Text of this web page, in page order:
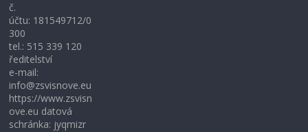
č.
účtu: 181549712/0
300
tel.: 515 339 120
ředitelství
e-mail:
info@zsvisnove.eu
https://www.zsvisn
ove.eu datová
schránka: jyqmizr